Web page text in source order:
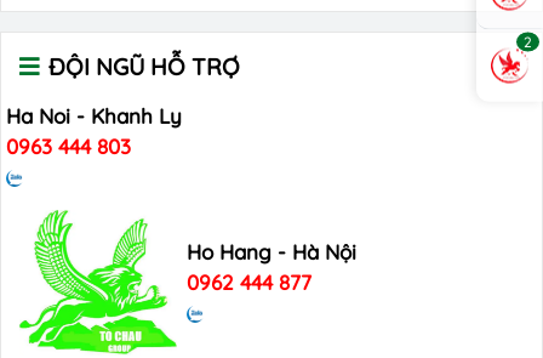
ĐỘI NGŨ HỖ TRỢ
Ha Noi - Khanh Ly
0963 444 803
Ho Hang - Hà Nội
0962 444 877
2